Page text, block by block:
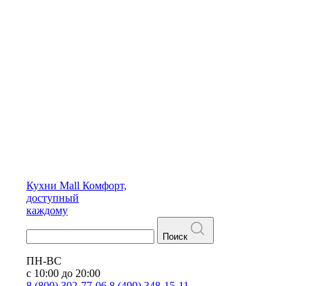
Кухни Mall Комфорт,
доступный
каждому
Поиск
ПН-ВС
с 10:00 до 20:00